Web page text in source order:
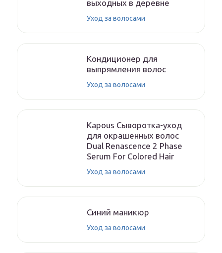
выходных в деревне
Уход за волосами
Кондиционер для
выпрямления волос
Уход за волосами
Kapous Сыворотка-уход
для окрашенных волос
Dual Renascence 2 Phase
Serum For Colored Hair
Уход за волосами
Синий маникюр
Уход за волосами